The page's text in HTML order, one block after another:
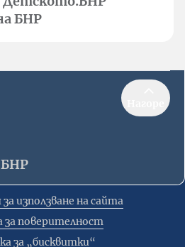
БНР
БНР
използване на сайта
за поверителност
за „бисквитки“